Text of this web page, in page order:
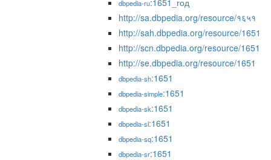
dbpedia-ru:1651_год
http://sa.dbpedia.org/resource/१६५१
http://sah.dbpedia.org/resource/1651
http://scn.dbpedia.org/resource/1651
http://se.dbpedia.org/resource/1651
dbpedia-sh:1651
dbpedia-simple:1651
dbpedia-sk:1651
dbpedia-sl:1651
dbpedia-sq:1651
dbpedia-sr:1651